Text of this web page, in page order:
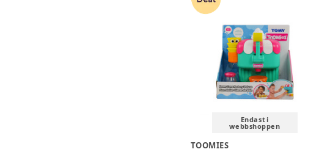
Endast i
webbshoppen
TOOMIES